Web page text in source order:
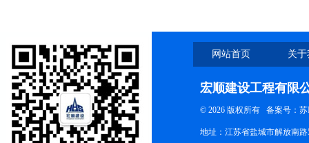
网站首页 关
宏顺建设工程有限
© 2026 版权所有 备案号：苏
地址：江苏省盐城市解放南